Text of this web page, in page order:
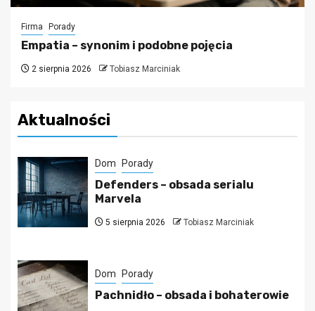
Firma Porady
Empatia – synonim i podobne pojęcia
2 sierpnia 2026 Tobiasz Marciniak
Aktualności
Dom Porady
Defenders – obsada serialu
Marvela
5 sierpnia 2026 Tobiasz Marciniak
Dom Porady
Pachnidło – obsada i bohaterowie